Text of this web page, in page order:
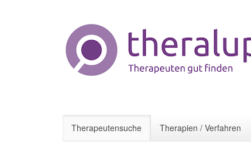
Therapeutensuche Therapien / Verfahren